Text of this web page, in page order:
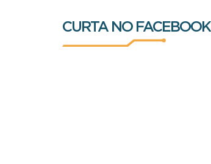
CURTA NO FACEBOOK